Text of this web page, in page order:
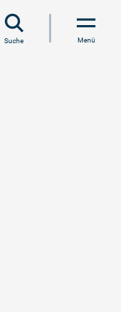
Suche Menü